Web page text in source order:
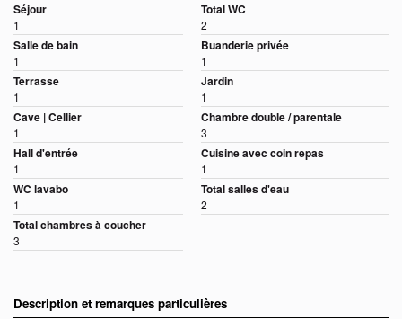
Séjour
1
Total WC
2
Salle de bain
1
Buanderie privée
1
Terrasse
1
Jardin
1
Cave | Cellier
1
Chambre double / parentale
3
Hall d'entrée
1
Cuisine avec coin repas
1
WC lavabo
1
Total salles d'eau
2
Total chambres à coucher
3
Description et remarques particulières